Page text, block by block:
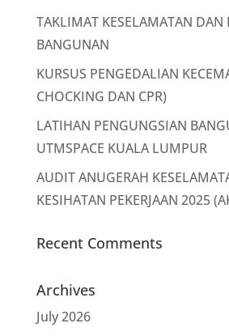
TAKLIMAT KESELAMATAN DAN
BANGUNAN
KURSUS PENGEDALIAN
CHOCKING DAN CPR)
LATIHAN PENGUNGSIAN
UTMSPACE KUALA LUMPUR
AUDIT ANUGERAH
KESIHATAN PEKERJAAN 2025
Recent Comments
Archives
July 2026